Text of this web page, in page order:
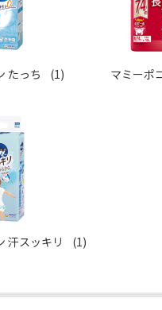
たっち (1) マミーポ
汗スッキリ (1)